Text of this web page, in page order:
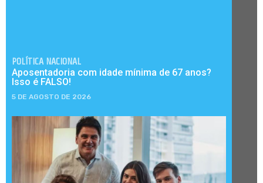
POLÍTICA NACIONAL
Aposentadoria com idade mínima de 67 anos?
Isso é FALSO!
5 DE AGOSTO DE 2026